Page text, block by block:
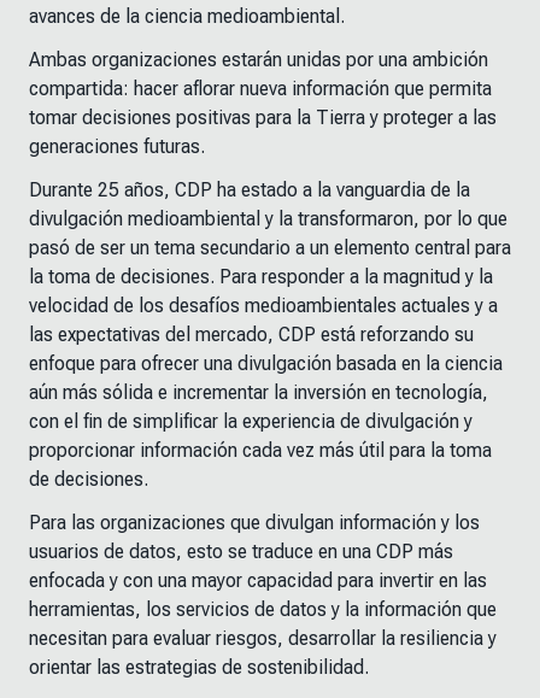
avances de la ciencia medioambiental.
Ambas organizaciones estarán unidas por una ambición
compartida: hacer aflorar nueva información que permita
tomar decisiones positivas para la Tierra y proteger a las
generaciones futuras.
Durante 25 años, CDP ha estado a la vanguardia de la
divulgación medioambiental y la transformaron, por lo que
pasó de ser un tema secundario a un elemento central para
la toma de decisiones. Para responder a la magnitud y la
velocidad de los desafíos medioambientales actuales y a
las expectativas del mercado, CDP está reforzando su
enfoque para ofrecer una divulgación basada en la ciencia
aún más sólida e incrementar la inversión en tecnología,
con el fin de simplificar la experiencia de divulgación y
proporcionar información cada vez más útil para la toma
de decisiones.
Para las organizaciones que divulgan información y los
usuarios de datos, esto se traduce en una CDP más
enfocada y con una mayor capacidad para invertir en las
herramientas, los servicios de datos y la información que
necesitan para evaluar riesgos, desarrollar la resiliencia y
orientar las estrategias de sostenibilidad.